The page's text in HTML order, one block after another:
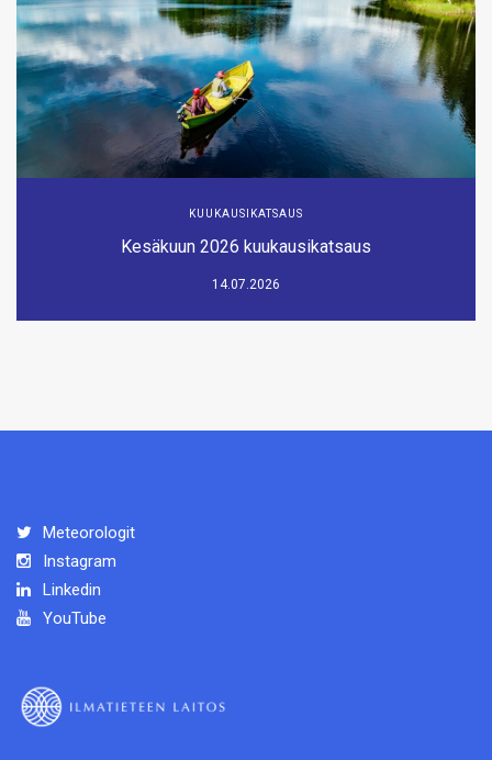
KUUKAUSIKATSAUS
Kesäkuun 2026 kuukausikatsaus
14.07.2026
Meteorologit
Instagram
Linkedin
YouTube